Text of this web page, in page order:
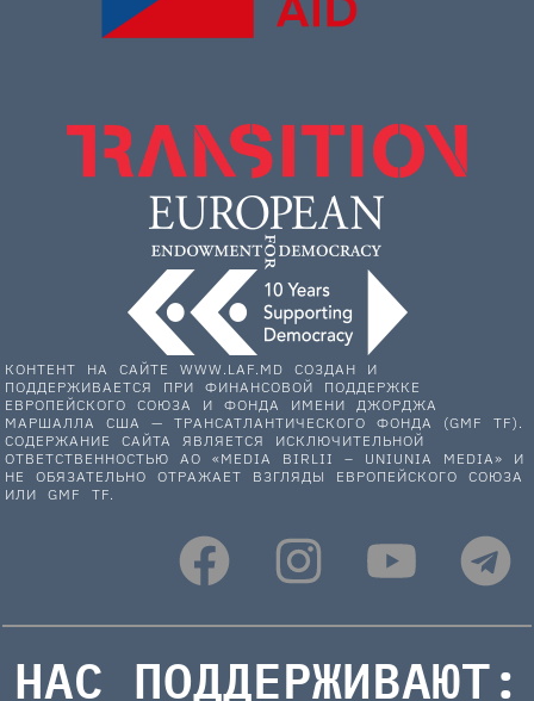
КОНТЕНТ НА САЙТЕ WWW.LAF.MD СОЗДАН И
ПОДДЕРЖИВАЕТСЯ ПРИ ФИНАНСОВОЙ ПОДДЕРЖКЕ
ЕВРОПЕЙСКОГО СОЮЗА И ФОНДА ИМЕНИ ДЖОРДЖА
МАРШАЛЛА США — ТРАНСАТЛАНТИЧЕСКОГО ФОНДА (GMF TF).
СОДЕРЖАНИЕ САЙТА ЯВЛЯЕТСЯ ИСКЛЮЧИТЕЛЬНОЙ
ОТВЕТСТВЕННОСТЬЮ АО «MEDIA BIRLII – UNIUNIA MEDIA» И
НЕ ОБЯЗАТЕЛЬНО ОТРАЖАЕТ ВЗГЛЯДЫ ЕВРОПЕЙСКОГО СОЮЗА
ИЛИ GMF TF.
НАС ПОДДЕРЖИВАЮТ: